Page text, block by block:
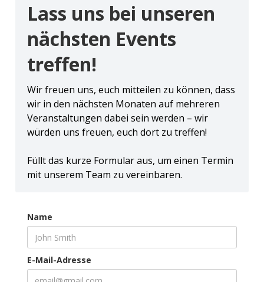
Lass uns bei unseren
nächsten Events
treffen!
Wir freuen uns, euch mitteilen zu können, dass
wir in den nächsten Monaten auf mehreren
Veranstaltungen dabei sein werden – wir
würden uns freuen, euch dort zu treffen!
Füllt das kurze Formular aus, um einen Termin
mit unserem Team zu vereinbaren.
Name
E-Mail-Adresse